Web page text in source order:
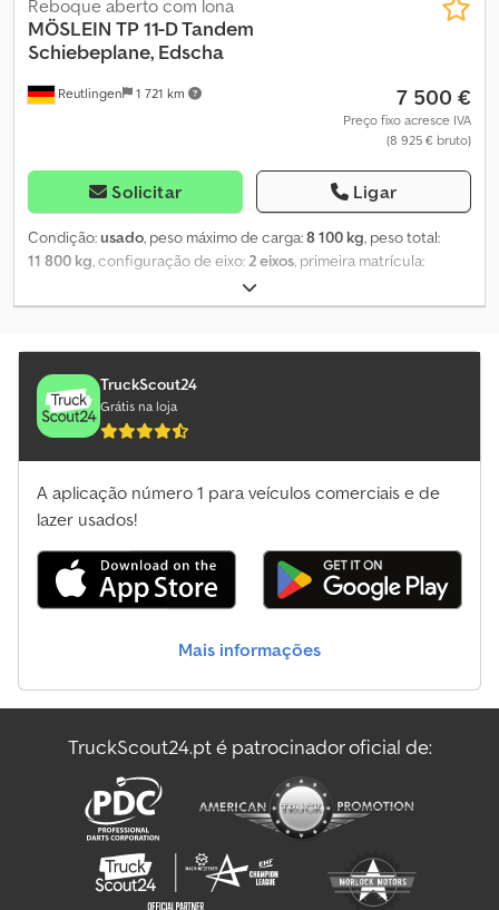
Reutlingen 1 721 km
Reboque aberto com lona
MÖSLEIN TP 11-D Tandem
Schiebeplane, Edscha
7 500 €
Preço fixo acresce IVA
(8 925 € bruto)
Solicitar Ligar
Condição:usado, peso máximo de carga:8 100 kg, peso total:
11 800 kg, configuração de eixo:2 eixos, primeira matrícula:
, comprimento do espaço de carga:
espaço de carga:2 500 mm, altura do espaço de carga:2 800
altura total:4 000 mm, Ano de fabrico:2014, Equipamento:ABS,
TruckScout24
Grátis na loja
A aplicação número 1 para veículos comerciais e de
lazer usados!
Mais informações
TruckScout24.pt é patrocinador oficial de: